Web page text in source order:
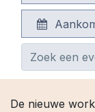
De nieuwe